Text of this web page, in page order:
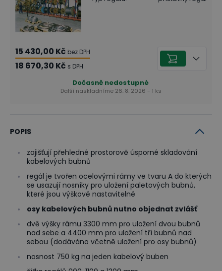
15 430,00 Kč bez DPH
18 670,30 Kč s DPH
Dočasně nedostupné
Další naskladníme 26. 8. 2026 - 1 ks
POPIS
zajišťují přehledné prostorově úsporné skladování
kabelových bubnů
regál je tvořen ocelovými rámy ve tvaru A do kterých
se usazují nosníky pro uložení paletových bubnů,
které jsou výškové nastavitelné
osy kabelových bubnů nutno objednat zvlášť
dvě výšky rámu 3300 mm pro uložení dvou bubnů
nad sebe a 4400 mm pro uložení tří bubnů nad
sebou (dodáváno včetně uložení pro osy bubnů)
nosnost 750 kg na jeden kabelový buben